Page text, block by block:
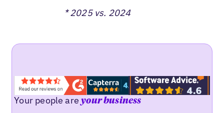
* 2025 vs. 2024
Your people areyour business